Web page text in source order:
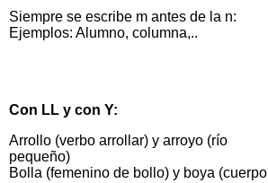
Siempre se escribe m antes de la n:
Ejemplos: Alumno, columna,..
Con LL y con Y:
Arrollo (verbo arrollar) y arroyo (río
pequeño)
Bolla (femenino de bollo) y boya (cuerpo